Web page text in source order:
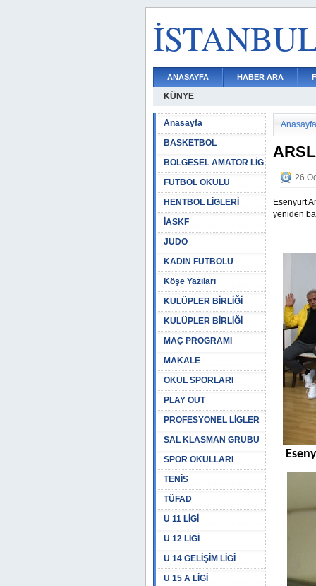
ANASAYFA HABER ARA
KÜNYE
Anasayfa
BASKETBOL
BÖLGESEL AMATÖR LİG
FUTBOL OKULU
HENTBOL LİGLERİ
İASKF
JUDO
KADIN FUTBOLU
Köşe Yazıları
KULÜPLER BİRLİĞİ
KULÜPLER BİRLİĞİ
MAÇ PROGRAMI
MAKALE
OKUL SPORLARI
PLAY OUT
PROFESYONEL LİGLER
SAL KLASMAN GRUBU
SPOR OKULLARI
TENİS
TÜFAD
U 11 LİGİ
U 12 LİGİ
U 14 GELİŞİM LİGİ
U 15 A LİGİ
Anasayfa
26
Esenyurt
yeniden